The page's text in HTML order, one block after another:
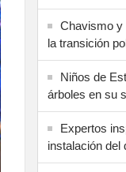
Chavismo y
la transición
Niños de
árboles en su
Expertos
instalación del